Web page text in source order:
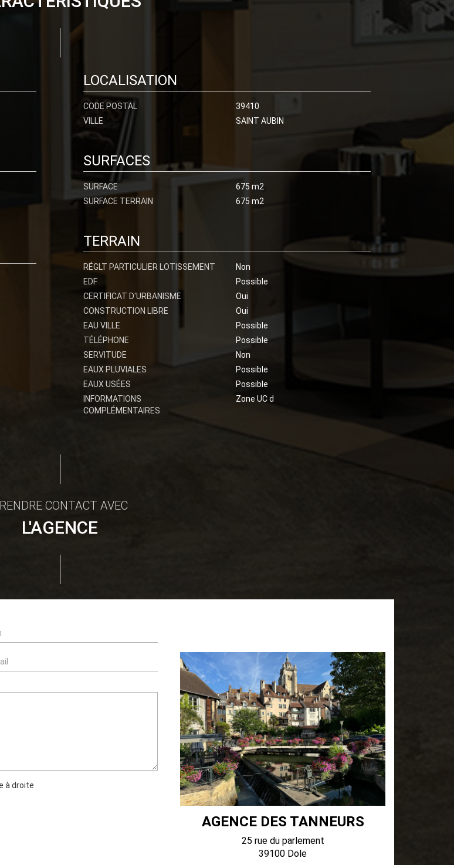
LOCALISATION
CODE POSTAL
39410
VILLE
SAINT AUBIN
SURFACES
SURFACE
675 m2
SURFACE TERRAIN
675 m2
TERRAIN
RÉGLT PARTICULIER LOTISSEMENT
Non
EDF
Possible
CERTIFICAT D'URBANISME
Oui
CONSTRUCTION LIBRE
Oui
EAU VILLE
Possible
TÉLÉPHONE
Possible
SERVITUDE
Non
EAUX PLUVIALES
Possible
EAUX USÉES
Possible
INFORMATIONS
COMPLÉMENTAIRES
Zone UC d
CONTACT AVEC
L'AGENCE
AGENCE DES TANNEURS
25 rue du parlement
39100 Dole
à droite